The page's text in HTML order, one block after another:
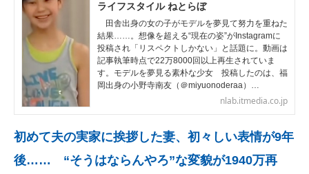
ライフスタイル ねとらぼ
田舎出身の女の子がモデルを夢見て努力を重ねた
結果……。想像を超える“現在の姿”がInstagramに
投稿され「リスペクトしかない」と話題に。動画は
記事執筆時点で22万8000回以上再生されていま
す。モデルを夢見る素朴な少女 投稿したのは、福
岡出身の小野寺南友（＠miyuonoderaa）…
nlab.itmedia.co.jp
初めて夫の実家に挨拶した妻、初々しい表情が9年
後…… “そうはならんやろ”な変貌が1940万再